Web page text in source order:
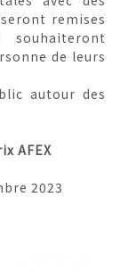
remises
souhaiteront
de leurs
autour des
AFEX
2023